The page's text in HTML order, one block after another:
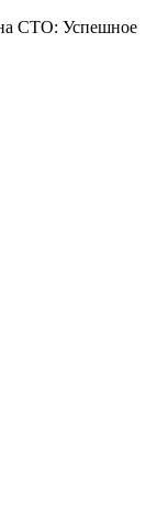
СТО: Успешное